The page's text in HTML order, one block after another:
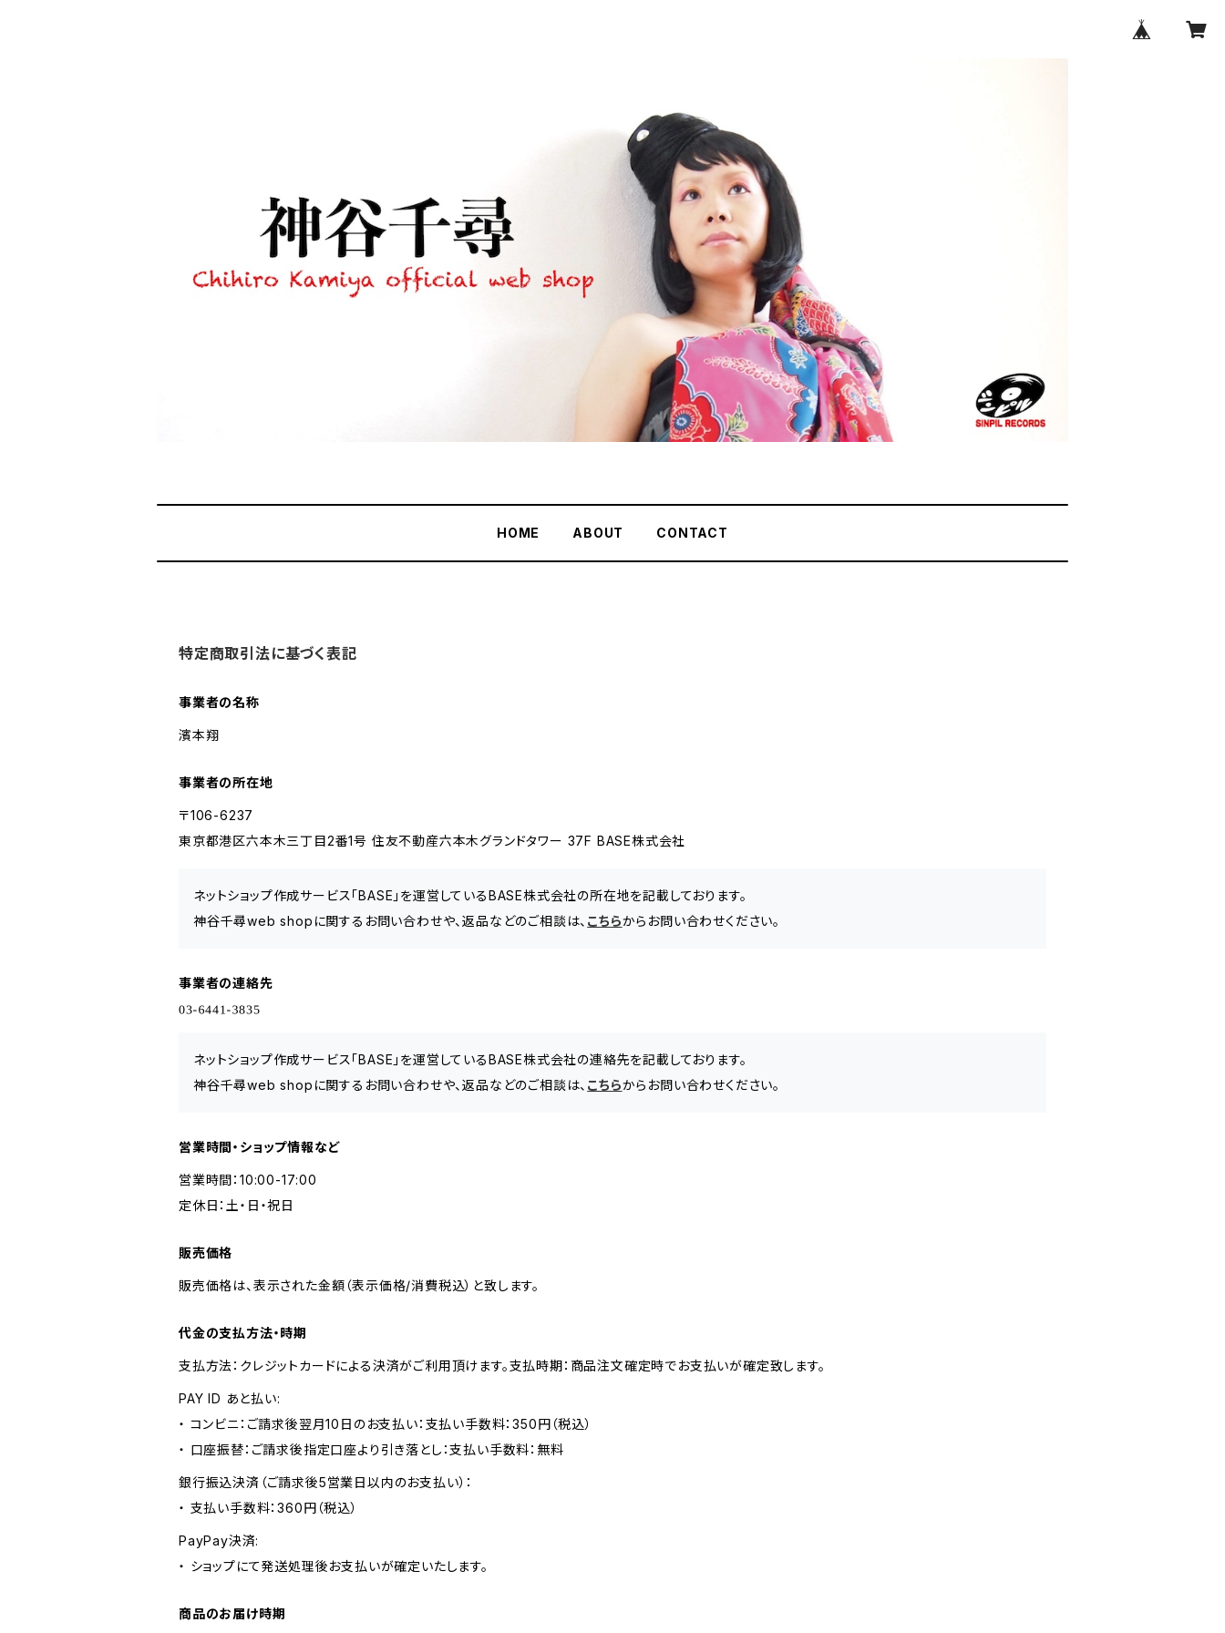
HOME ABOUT CONTACT
特定商取引法に基づく表記
事業者の名称
濱本翔
事業者の所在地
〒106-6237
東京都港区六本木三丁目2番1号 住友不動産六本木グランドタワー 37F BASE株式会社
ネットショップ作成サービス「BASE」を運営しているBASE株式会社の所在地を記載しております。
神谷千尋web shopに関するお問い合わせや、返品などのご相談は、 こちらからお問い合わせください。
事業者の連絡先
ネットショップ作成サービス「BASE」を運営しているBASE株式会社の連絡先を記載しております。
神谷千尋web shopに関するお問い合わせや、返品などのご相談は、 こちらからお問い合わせください。
営業時間・ショップ情報など
営業時間：10:00-17:00
定休日：土・日・祝日
販売価格
販売価格は、表示された金額（表示価格/消費税込）と致します。
代金の支払方法・時期
支払方法：クレジットカードによる決済がご利用頂けます。支払時期：商品注文確定時でお支払いが確定致します。
PAY ID あと払い:
・ コンビニ：ご請求後翌月10日のお支払い：支払い手数料：350円（税込）
・ 口座振替：ご請求後指定口座より引き落とし：支払い手数料：無料
銀行振込決済（ご請求後5営業日以内のお支払い）：
・ 支払い手数料：360円（税込）
PayPay決済:
・ ショップにて発送処理後お支払いが確定いたします。
商品のお届け時期